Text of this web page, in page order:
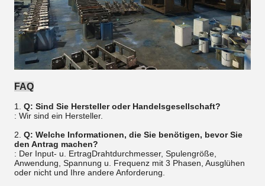
FAQ
1. Q: Sind Sie Hersteller oder Handelsgesellschaft?
: Wir sind ein Hersteller.
2. Q: Welche Informationen, die Sie benötigen, bevor Sie
den Antrag machen?
: Der Input- u. ErtragDrahtdurchmesser, Spulengröße,
Anwendung, Spannung u. Frequenz mit 3 Phasen, Ausglühen
oder nicht und Ihre andere Anforderung.